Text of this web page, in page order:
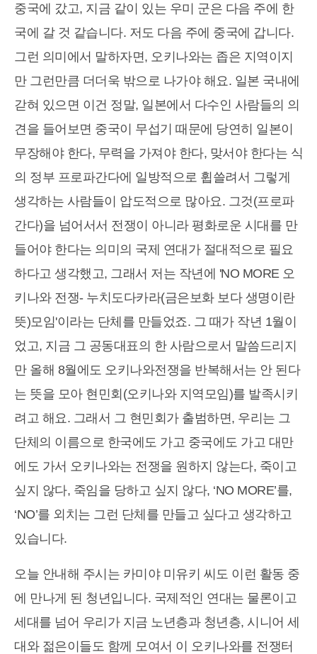
중국에 갔고, 지금 같이 있는 우미 군은 다음 주에 한
국에 갈 것 같습니다. 저도 다음 주에 중국에 갑니다.
그런 의미에서 말하자면, 오키나와는 좁은 지역이지
만 그런만큼 더더욱 밖으로 나가야 해요. 일본 국내에
갇혀 있으면 이건 정말, 일본에서 다수인 사람들의 의
견을 들어보면 중국이 무섭기 때문에 당연히 일본이
무장해야 한다, 무력을 가져야 한다, 맞서야 한다는 식
의 정부 프로파간다에 일방적으로 휩쓸려서 그렇게
생각하는 사람들이 압도적으로 많아요. 그것(프로파
간다)을 넘어서서 전쟁이 아니라 평화로운 시대를 만
들어야 한다는 의미의 국제 연대가 절대적으로 필요
하다고 생각했고, 그래서 저는 작년에 'NO MORE 오
키나와 전쟁- 누치도다카라(금은보화 보다 생명이란
뜻)모임'이라는 단체를 만들었죠. 그 때가 작년 1월이
었고, 지금 그 공동대표의 한 사람으로서 말씀드리지
만 올해 8월에도 오키나와전쟁을 반복해서는 안 된다
는 뜻을 모아 현민회(오키나와 지역모임)를 발족시키
려고 해요. 그래서 그 현민회가 출범하면, 우리는 그
단체의 이름으로 한국에도 가고 중국에도 가고 대만
에도 가서 오키나와는 전쟁을 원하지 않는다, 죽이고
싶지 않다, 죽임을 당하고 싶지 않다, ‘NO MORE’를,
‘NO’를 외치는 그런 단체를 만들고 싶다고 생각하고
있습니다.
오늘 안내해 주시는 카미야 미유키 씨도 이런 활동 중
에 만나게 된 청년입니다. 국제적인 연대는 물론이고
세대를 넘어 우리가 지금 노년층과 청년층, 시니어 세
대와 젊은이들도 함께 모여서 이 오키나와를 전쟁터